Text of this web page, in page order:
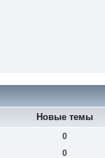
Новые темы
0
0